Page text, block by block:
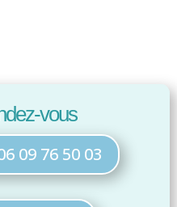
vous
09 76 50 03